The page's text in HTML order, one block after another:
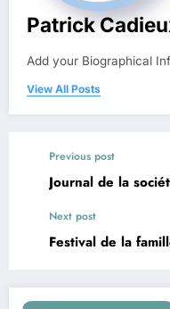
Patrick
Add your Biographical
View All Posts
Previous post
Journal de la
Next post
Festival de la